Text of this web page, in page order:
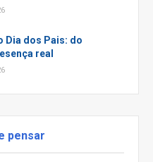
Dia dos Pais: do
real
pensar